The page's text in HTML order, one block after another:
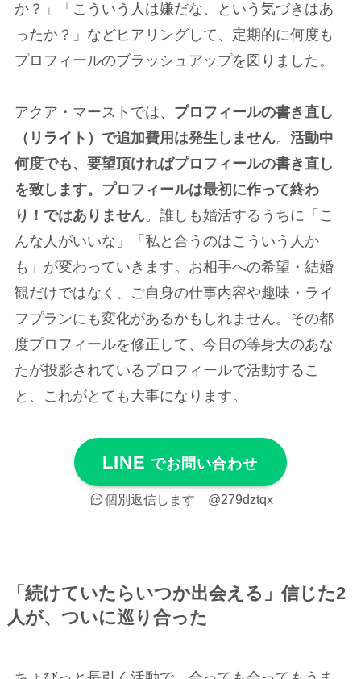
か？」「こういう人は嫌だな、という気づきはあ
ったか？」などヒアリングして、定期的に何度も
プロフィールのブラッシュアップを図りました。
アクア・マーストでは、 プロフィールの書き直し
（リライト）で追加費用は発生しません。 活動中
何度でも、要望頂ければプロフィールの書き直し
を致します。プロフィールは最初に作って終わ
り！ではありません。誰しも婚活するうちに「こ
んな人がいいな」「私と合うのはこういう人か
も」が変わっていきます。お相手への希望・結婚
観だけではなく、ご自身の仕事内容や趣味・ライ
フプランにも変化があるかもしれません。その都
度プロフィールを修正して、今日の等身大のあな
たが投影されているプロフィールで活動するこ
と、これがとても大事になります。
LINE でお問い合わせ
個別返信します @279dztqx
「続けていたらいつか出会える」信じた2
人が、ついに巡り合った